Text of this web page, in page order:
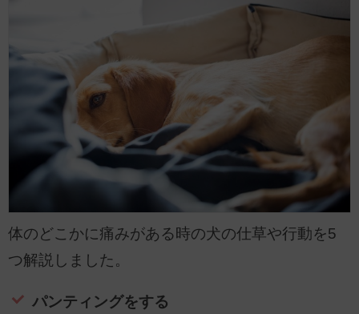
体のどこかに痛みがある時の犬の仕草や行動を5
つ解説しました。
パンティングをする